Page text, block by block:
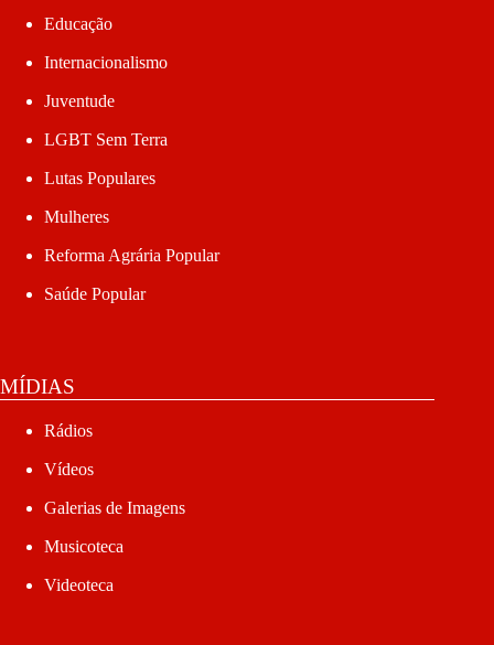
Educação
Internacionalismo
Juventude
LGBT Sem Terra
Lutas Populares
Mulheres
Reforma Agrária Popular
Saúde Popular
MÍDIAS
Rádios
Vídeos
Galerias de Imagens
Musicoteca
Videoteca